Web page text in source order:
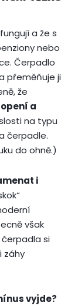
fungují a že s
nebo
Čerpadlo
přeměňuje ji
že
a
na typu
čerpadle.
do ohně.)
i
však
si
záhy
vyjde?